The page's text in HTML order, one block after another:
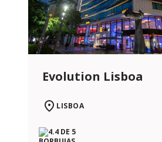
Evolution Lisboa
LISBOA